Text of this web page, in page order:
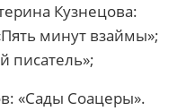
Кузнецова:
минут взаймы»;
писатель»;
«Сады Соацеры».